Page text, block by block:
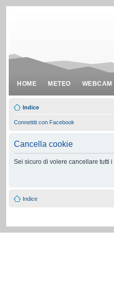
HOME METEO WEBCAM
Indice
Connettiti con Facebook
Cancella cookie
Sei sicuro di volere cancellare tutti
Indice